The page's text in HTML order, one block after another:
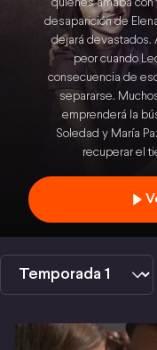
quienes amaba con
desaparición de
dejará devastados.
peor cuando
consecuencia de
separarse.
emprenderá la
Soledad y María
recuperar el